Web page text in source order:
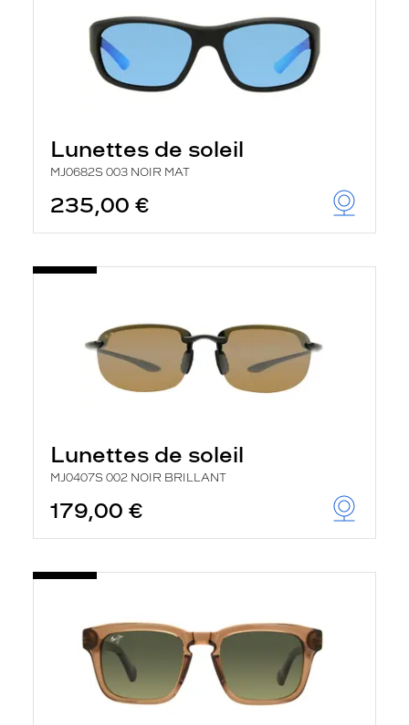
Lunettes de soleil
MJ0682S 003 NOIR MAT
235,00 €
Lunettes de soleil
MJ0407S 002 NOIR BRILLANT
179,00 €